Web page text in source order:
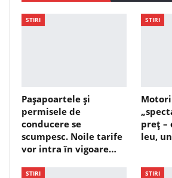
STIRI
Pașapoartele și
permisele de
conducere se
scumpesc. Noile tarife
vor intra în vigoare…
STIRI
preț –
leu,
STIRI STIRI